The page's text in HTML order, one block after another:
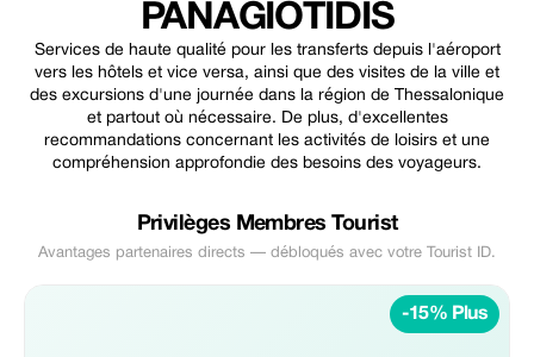
PANAGIOTIDIS
Services de haute qualité pour les transferts depuis l'aéroport
vers les hôtels et vice versa, ainsi que des visites de la ville et
des excursions d'une journée dans la région de Thessalonique
et partout où nécessaire. De plus, d'excellentes
recommandations concernant les activités de loisirs et une
compréhension approfondie des besoins des voyageurs.
Privilèges Membres Tourist
Avantages partenaires directs — débloqués avec votre Tourist ID.
-15% Plus